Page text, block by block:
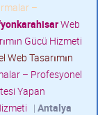
–
Web
Gücü Hizmeti
Tasarımın
– Profesyonel
Yapan
| Antalya